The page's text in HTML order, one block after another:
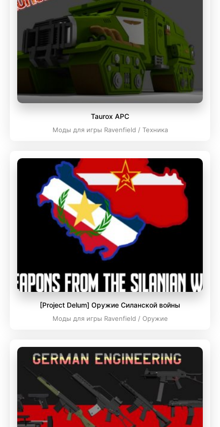
Taurox APC
Моды для игры Ravenfield / Техника
[Project Delum] Оружие Силанской войны
Моды для игры Ravenfield / Оружие